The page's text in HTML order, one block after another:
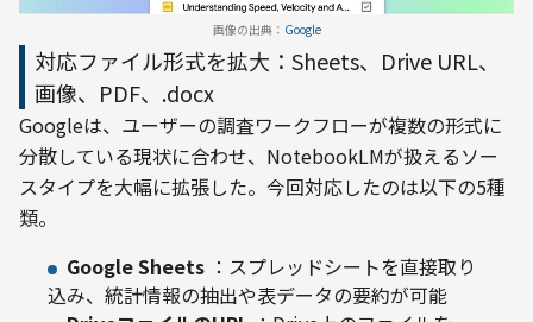
画像の出典： Google
対応ファイル形式を拡大：Sheets、Drive URL、
画像、PDF、.docx
Googleは、ユーザーの調査ワークフローが複数の形式に
分散している現状に合わせ、NotebookLMが扱えるソー
スタイプを大幅に拡張した。今回対応したのは以下の5種
類。
Google Sheets ：スプレッドシートを直接取り
込み、統計情報の抽出や表データの要約が可能